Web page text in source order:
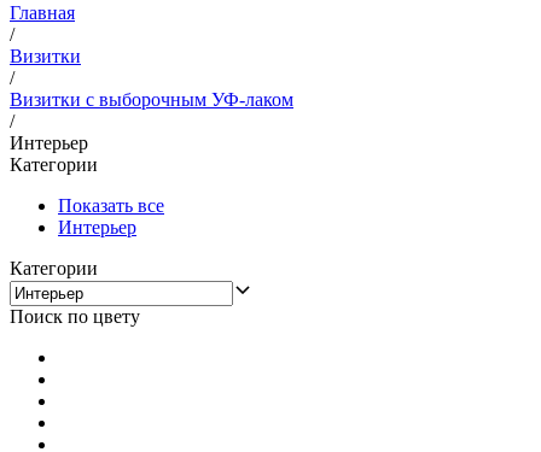
Главная
/
Визитки
/
Визитки с выборочным УФ-лаком
/
Интерьер
Категории
Показать все
Интерьер
Категории
Поиск по цвету